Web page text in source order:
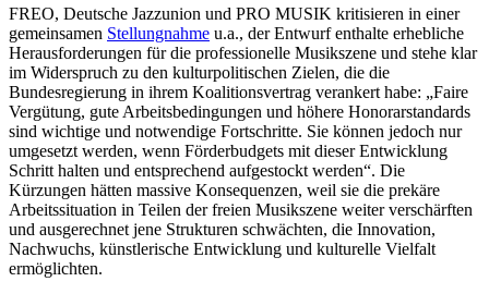
FREO, Deutsche Jazzunion und PRO MUSIK kritisieren in einer
gemeinsamen Stellungnahme u.a., der Entwurf enthalte erhebliche
Herausforderungen für die professionelle Musikszene und stehe klar
im Widerspruch zu den kulturpolitischen Zielen, die die
Bundesregierung in ihrem Koalitionsvertrag verankert habe: „Faire
Vergütung, gute Arbeitsbedingungen und höhere Honorarstandards
sind wichtige und notwendige Fortschritte. Sie können jedoch nur
umgesetzt werden, wenn Förderbudgets mit dieser Entwicklung
Schritt halten und entsprechend aufgestockt werden“. Die
Kürzungen hätten massive Konsequenzen, weil sie die prekäre
Arbeitssituation in Teilen der freien Musikszene weiter verschärften
und ausgerechnet jene Strukturen schwächten, die Innovation,
Nachwuchs, künstlerische Entwicklung und kulturelle Vielfalt
ermöglichten.